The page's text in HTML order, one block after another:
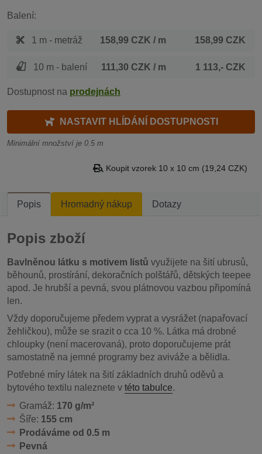
Balení:
1 m - metráž 158,99 CZK / m 158,99 CZK
10 m - balení 111,30 CZK / m 1 113,- CZK
Dostupnost na prodejnách
NASTAVIT HLÍDÁNÍ DOSTUPNOSTI
Minimální množství je 0.5 m
Koupit vzorek 10 x 10 cm (19,24 CZK)
Popis Hromadný nákup Dotazy
Popis zboží
Bavlněnou látku s motivem listů využijete na šití ubrusů,
běhounů, prostírání, dekoračních polštářů, dětských teepee
apod. Je hrubší a pevná, svou plátnovou vazbou připomíná
len.
Vždy doporučujeme předem vyprat a vysrážet (napařovací
žehličkou), může se srazit o cca 10 %. Látka má drobné
chloupky (není macerovaná), proto doporučujeme prát
samostatně na jemné programy bez aviváže a bělidla.
Potřebné míry látek na šití základních druhů oděvů a
bytového textilu naleznete v této tabulce.
Gramáž: 170 g/m²
Šíře: 155 cm
Prodáváme od 0.5 m
Pevná